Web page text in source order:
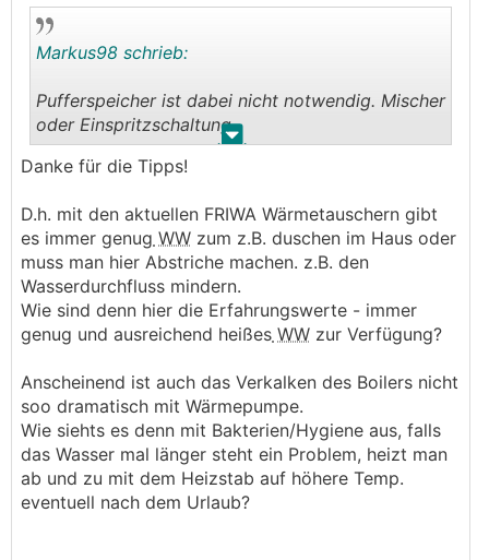
. .
Markus98 schrieb:
Pufferspeicher ist dabei nicht notwendig. Mischer
oder Einspritzschaltung.
Wegen dem Heizölverbrauch, ich hatte 2000-
Wohnzimmer ist auch gerne in Verwendung. Am
Montag kommt meine Stiebel Eltron WPE I 07.1H
Plus mit R290. Hab aber auch meine Quelle
großzügig ausgelegt.
Lies dich mal zu ThemaRGKein. Die Stiebel
Edelstahlspeicher. Die läuft auch an einen Da40
400m Kollektor. Bei 3 Leute kannst du den ohne
Probleme nehmen und zusätzlich würde ich die
Variante 2, also FRIWA mit Pufferspeicher der nur
für Warmwasser ist anfragen.
Danke für die Tipps!
D.h. mit den aktuellen FRIWA Wärmetauschern gibt
es immer genug WW zum z.B. duschen im Haus oder
muss man hier Abstriche machen. z.B. den
Wasserdurchfluss mindern.
Wie sind denn hier die Erfahrungswerte - immer
genug und ausreichend heißes WW zur Verfügung?
Anscheinend ist auch das Verkalken des Boilers nicht
soo dramatisch mit Wärmepumpe.
Wie siehts es denn mit Bakterien/Hygiene aus, falls
das Wasser mal länger steht ein Problem, heizt man
ab und zu mit dem Heizstab auf höhere Temp.
eventuell nach dem Urlaub?